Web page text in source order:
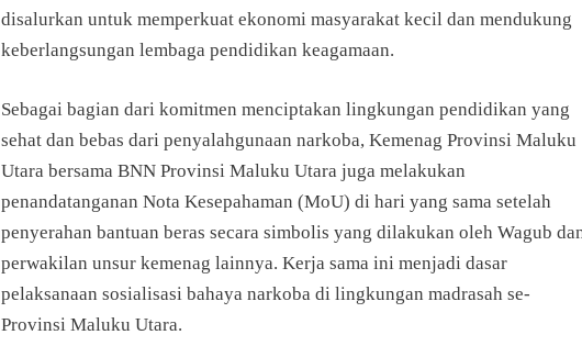
disalurkan untuk memperkuat ekonomi masyarakat kecil dan mendukung
keberlangsungan lembaga pendidikan keagamaan.
Sebagai bagian dari komitmen menciptakan lingkungan pendidikan yang
sehat dan bebas dari penyalahgunaan narkoba, Kemenag Provinsi Maluku
Utara bersama BNN Provinsi Maluku Utara juga melakukan
penandatanganan Nota Kesepahaman (MoU) di hari yang sama setelah
penyerahan bantuan beras secara simbolis yang dilakukan oleh Wagub
perwakilan unsur kemenag lainnya. Kerja sama ini menjadi dasar
pelaksanaan sosialisasi bahaya narkoba di lingkungan madrasah se-
Provinsi Maluku Utara.